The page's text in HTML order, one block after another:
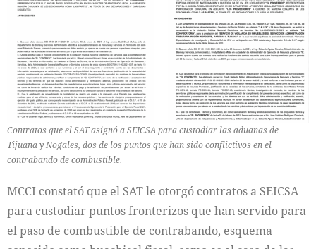
Contratos que el SAT asignó a SEICSA para custodiar las aduanas de
Tijuana y Nogales, dos de los puntos que han sido conflictivos en el
contrabando de combustible.
MCCI constató que el SAT le otorgó contratos a SEICSA
para custodiar puntos fronterizos que han servido para
el paso de combustible de contrabando, esquema